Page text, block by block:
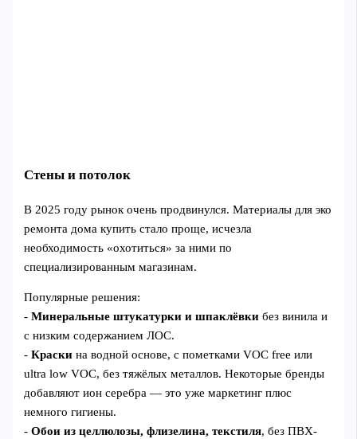
Стены и потолок
В 2025 году рынок очень продвинулся. Материалы для эко
ремонта дома купить стало проще, исчезла
необходимость «охотиться» за ними по
специализированным магазинам.
Популярные решения:
-Минеральные штукатурки и шпаклёвки без винила и
с низким содержанием ЛОС.
-Краски на водной основе, с пометками VOC free или
ultra low VOC, без тяжёлых металлов. Некоторые бренды
добавляют ион серебра — это уже маркетинг плюс
немного гигиены.
-Обои из целлюлозы, флизелина, текстиля, без ПВХ-